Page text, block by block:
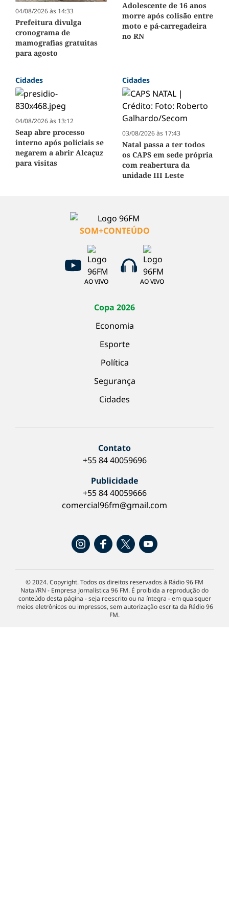
04/08/2026 às 14:33
Prefeitura divulga
cronograma de
mamografias gratuitas
para agosto
Adolescente de 16 anos
morre após colisão entre
moto e pá-carregadeira
no RN
Cidades
04/08/2026 às 13:12
Seap abre processo
interno após policiais se
negarem a abrir Alcaçuz
para visitas
Cidades
03/08/2026 às 17:43
Natal passa a ter todos
os CAPS em sede própria
com reabertura da
unidade III Leste
SOM+CONTEÚDO
AO VIVO AO VIVO
Copa 2026
Economia
Esporte
Política
Segurança
Cidades
Contato
+55 84 40059696
Publicidade
+55 84 40059666
comercial96fm@gmail.com
© 2024. Copyright. Todos os direitos reservados à Rádio 96 FM
Natal/RN - Empresa Jornalística 96 FM. É proibida a reprodução do
conteúdo desta página - seja reescrito ou na íntegra - em quaisquer
meios eletrônicos ou impressos, sem autorização escrita da Rádio 96
FM.